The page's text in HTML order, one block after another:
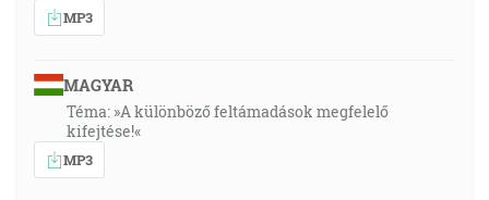
MP3
MAGYAR
Téma: »A különböző feltámadások megfelelő
kifejtése!«
MP3